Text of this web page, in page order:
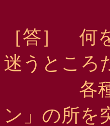
［答］ 何
迷うところ
各種は
ン」の所を